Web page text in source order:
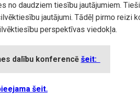
no daudziem tiesību jautājumiem.
jautājumi. Tādēļ pirmo reizi
perspektīvas viedokļa.
dalību konferencē šeit:
šeit.